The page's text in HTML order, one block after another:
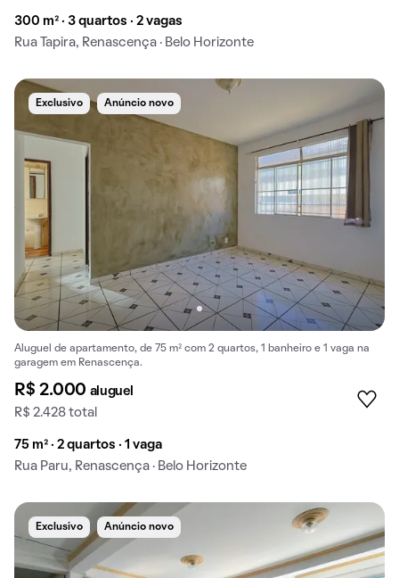
300 m² · 3 quartos · 2 vagas
Rua Tapira, Renascença · Belo Horizonte
Exclusivo Anúncio novo
Aluguel de apartamento, de 75 m² com 2 quartos, 1 banheiro e 1 vaga na
garagem em Renascença.
R$ 2.000 aluguel
R$ 2.428 total
75 m² · 2 quartos · 1 vaga
Rua Paru, Renascença · Belo Horizonte
Exclusivo Anúncio novo